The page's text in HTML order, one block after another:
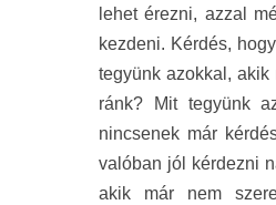
lehet érezni, azzal
kezdeni. Kérdés,
tegyünk azokkal, akik
ránk? Mit tegyünk
nincsenek már
valóban jól kérdezni
akik már nem